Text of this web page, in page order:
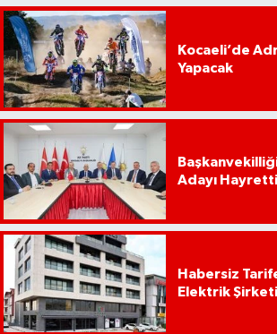
Kocaeli’de
Yapacak
Adayı
Habersiz
Elektrik